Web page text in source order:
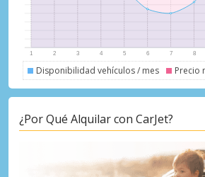
Disponibilidad vehículos / mes Precio
¿Por Qué Alquilar con CarJet?